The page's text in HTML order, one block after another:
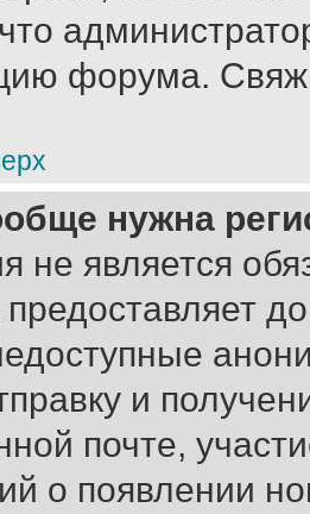
форума.
нужна
не является
и
почте,
о появлении